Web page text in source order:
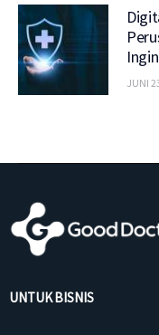
JUNI
UNTUK BISNIS